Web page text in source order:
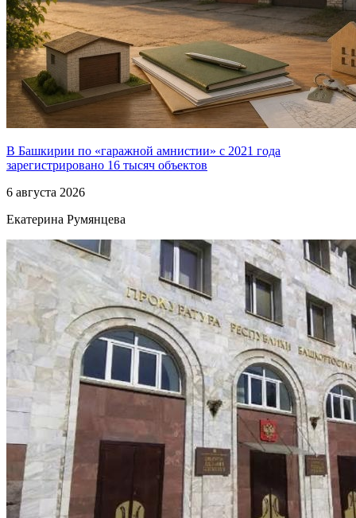
В Башкирии по «гаражной амнистии» с 2021 года
зарегистрировано 16 тысяч объектов
6 августа 2026
Екатерина Румянцева